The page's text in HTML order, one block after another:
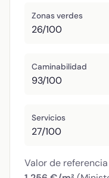
Zonas verdes
26/100
Caminabilidad
93/100
Servicios
27/100
Valor de